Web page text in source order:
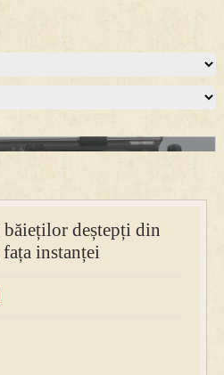
porci în costume, cu gulere albe
lucrare despre controversatele
deștepți din
instanței